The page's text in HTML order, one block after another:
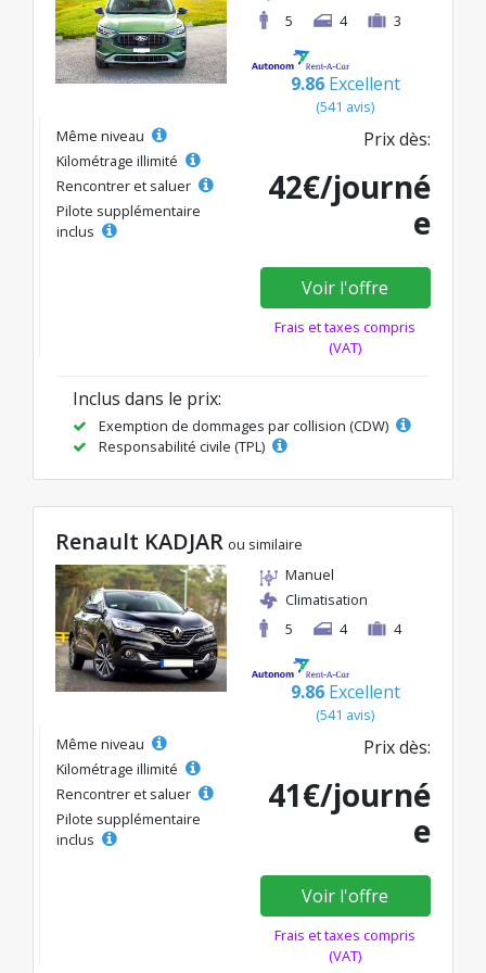
5
4 3
9.86 Excellent
(541 avis)
Même niveau
Kilométrage illimité
Rencontrer et saluer
Pilote supplémentaire
inclus
Prix dès:
42€/journé
e
Voir l'offre
Frais et taxes compris
(VAT)
Inclus dans le prix:
Exemption de dommages par collision (CDW)
Responsabilité civile (TPL)
Renault KADJAR ou similaire
Manuel
Climatisation
5
4 4
9.86 Excellent
(541 avis)
Même niveau
Kilométrage illimité
Rencontrer et saluer
Pilote supplémentaire
inclus
Prix dès:
41€/journé
e
Voir l'offre
Frais et taxes compris
(VAT)